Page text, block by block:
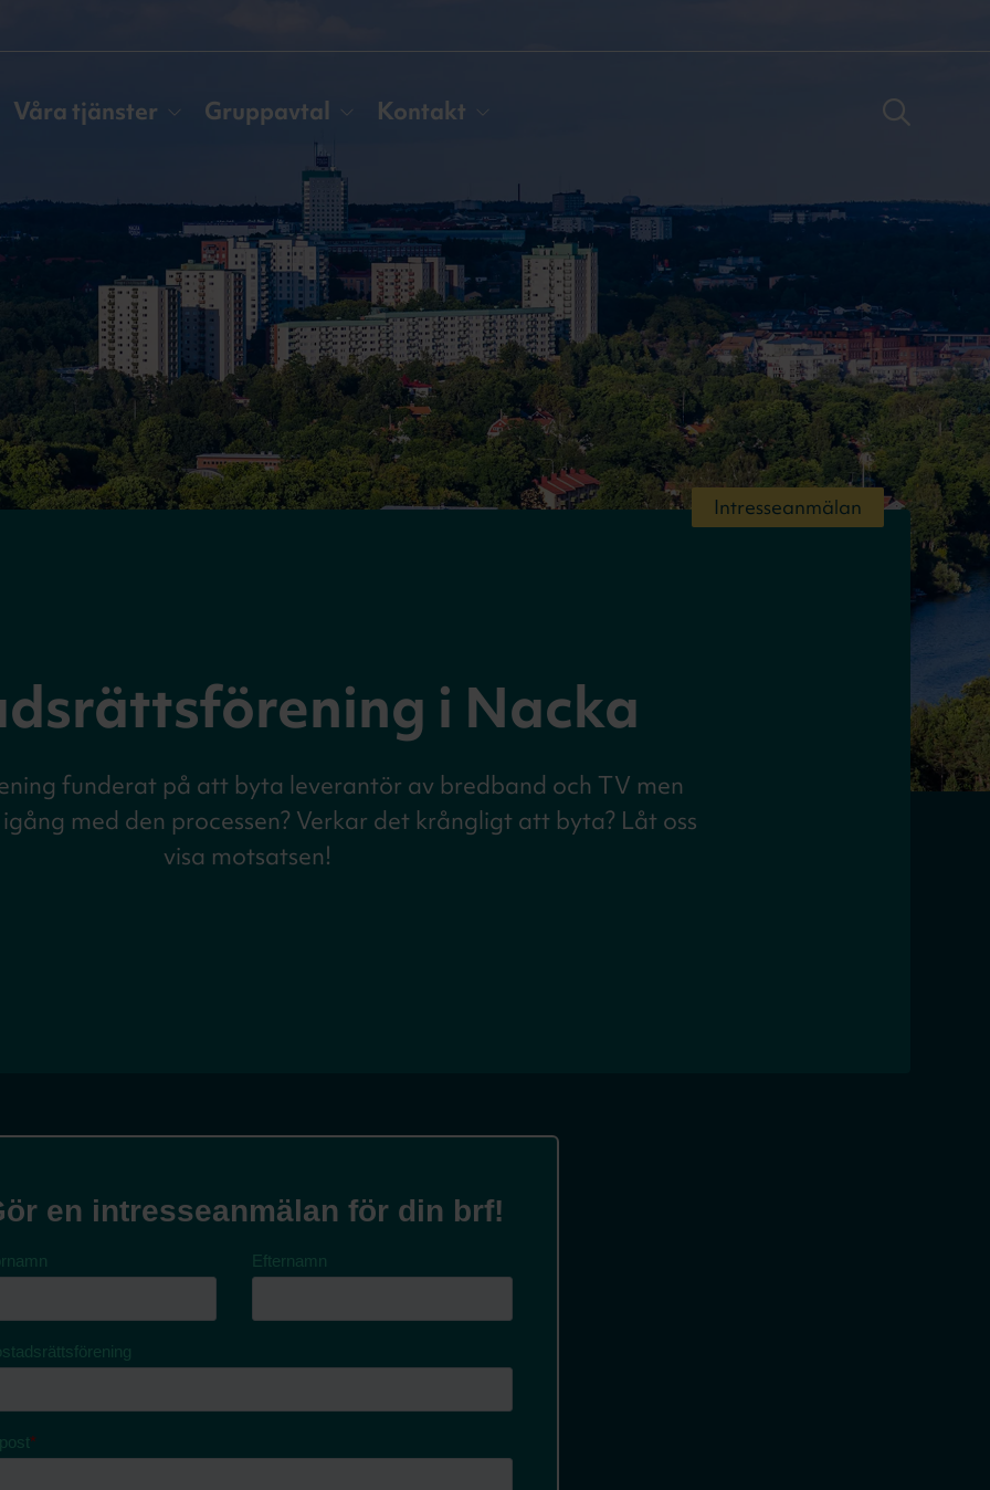
Våra tjänster Gruppavtal Kontakt
Intresseanmälan
i Nacka
funderat på att byta leverantör av bredband och TV men
med den processen? Verkar det krångligt att byta? Låt oss
visa motsatsen!